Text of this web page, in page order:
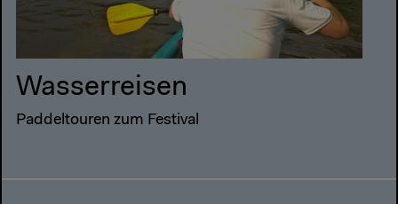
Wasserreisen
Paddeltouren zum Festival